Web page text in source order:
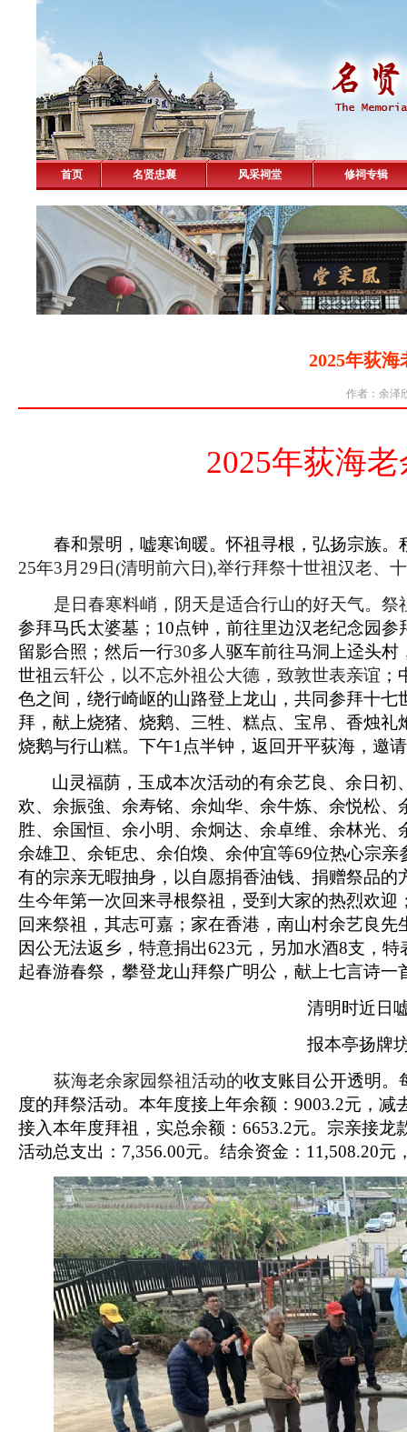
首页 名贤忠襄 风采祠堂 修祠专辑
2025年荻
作者：余泽
2025年荻海
春和景明，嘘寒询暖。怀祖寻根，弘扬宗族。
25年3 月 29 日(清明前六日),举行拜祭十世祖汉老、
是日春寒料峭 ，阴天是适合行山的好天气。祭
参拜马氏太婆墓； 10点钟，前往里边汉老纪念园
留影合照；然后一行30多人驱车前往马洞 上迳头村
世祖 云轩公，以不忘外祖公大德，致敦世表亲谊 ；
色之间，绕行崎岖的山路登上龙山，共同参拜十七
拜，献上烧猪、烧鹅、三牲、糕点、宝帛、香烛
烧鹅与行山糕。下午1 点半钟，返回开平荻海，邀
山灵福荫，玉成本次活动的有余艺良 、余日初
欢、余振強、余寿铭、余灿华、余牛炼、余悦松
胜、余国恒、余小明、余炯达、余卓维、 余林光、
余雄卫、余钜忠、余伯煥、余仲宜等69位热心宗亲
有的宗亲无暇抽身，以自愿捐香油钱、捐赠祭品
生今年第一次回来寻根祭祖，受到大家的热烈欢
回来祭祖，其志可嘉；家在香港，南山村余艺良
因公无法返乡，特意捐出623元，另加水酒8支，特
起春游春祭，攀登龙山拜祭广明公，献上七言诗一
清明时近日
报本亭扬牌
荻海老余家园祭祖活动的收支账目公开透明。
度的拜祭活动。本年度接上年余额： 9003.2元，减
接入本年度拜祖，实总余额： 6653.2元。宗亲接龙
活动总支出： 7,356.00元。结余资金： 11,508.20元